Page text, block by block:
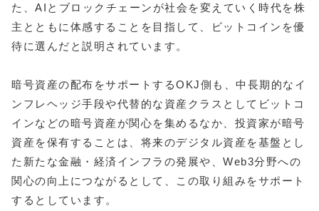
た、AIとブロックチェーンが社会を変えていく時代を株
主とともに体感することを目指して、ビットコインを優
待に選んだと説明されています。
暗号資産の配布をサポートするOKJ側も、中長期的なイ
ンフレヘッジ手段や代替的な資産クラスとしてビットコ
インなどの暗号資産が関心を集めるなか、投資家が暗号
資産を保有することは、将来のデジタル資産を基盤とし
た新たな金融・経済インフラの発展や、Web3分野への
関心の向上につながるとして、この取り組みをサポート
するとしています。